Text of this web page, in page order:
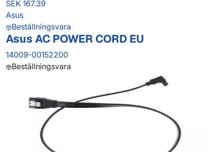
SEK 167.39
Asus
Beställningsvara
Asus AC POWER CORD EU
14009-00152200
Beställningsvara